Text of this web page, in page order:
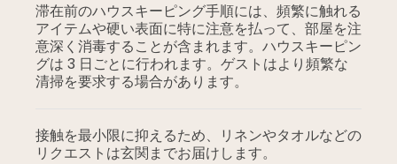
滞在前のハウスキーピング手順には、頻繁に触れる
アイテムや硬い表面に特に注意を払って、部屋を注
意深く消毒することが含まれます。ハウスキーピン
グは 3 日ごとに行われます。ゲストはより頻繁な
清掃を要求する場合があります。
接触を最小限に抑えるため、リネンやタオルなどの
リクエストは玄関までお届けします。